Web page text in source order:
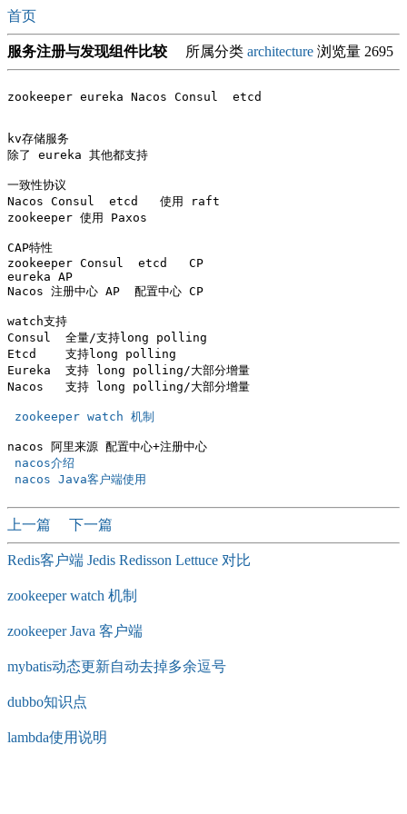
首页
服务注册与发现组件比较 所属分类 architecture 浏览量 2695
zookeeper eureka Nacos Consul  etcd
kv存储服务
除了 eureka 其他都支持
一致性协议
Nacos Consul  etcd   使用 raft
zookeeper 使用 Paxos
CAP特性
zookeeper Consul  etcd   CP
eureka AP
Nacos 注册中心 AP  配置中心 CP
watch支持
Consul  全量/支持long polling
Etcd    支持long polling
Eureka  支持 long polling/大部分增量
Nacos   支持 long polling/大部分增量
zookeeper watch 机制
nacos介绍
nacos Java客户端使用
上一篇 下一篇
Redis客户端 Jedis Redisson Lettuce 对比
zookeeper watch 机制
zookeeper Java 客户端
mybatis动态更新自动去掉多余逗号
dubbo知识点
lambda使用说明